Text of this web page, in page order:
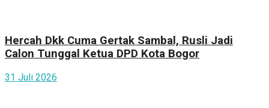
Hercah Dkk Cuma Gertak Sambal, Rusli Jadi
Calon Tunggal Ketua DPD Kota Bogor
31 Juli 2026